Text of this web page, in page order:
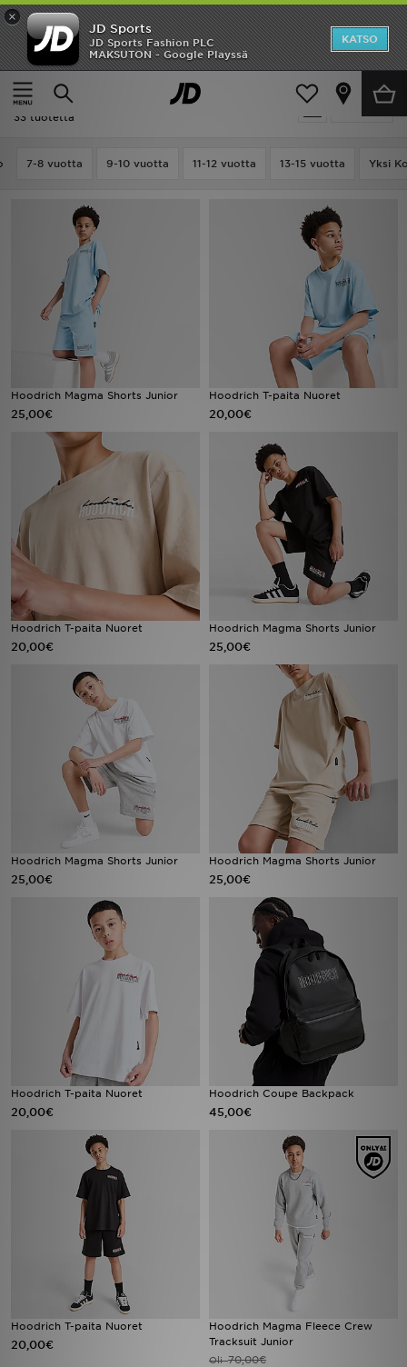
×
JD Sports
JD Sports Fashion PLC
MAKSUTON - Google Playssä
KATSO
Etusivu
Lapset
Suodata
Lapset - Hoodrich
33 tuotetta
7-8 vuotta 9-10 vuotta 11-12 vuotta 13-15 vuotta Yksi
Hoodrich Magma Shorts Junior
25,00€
Hoodrich T-paita Nuoret
20,00€
Hoodrich T-paita Nuoret
20,00€
Hoodrich Magma Shorts Junior
25,00€
Hoodrich Magma Shorts Junior
25,00€
Hoodrich Magma Shorts Junior
25,00€
Hoodrich T-paita Nuoret
20,00€
Hoodrich Coupe Backpack
45,00€
Hoodrich T-paita Nuoret
20,00€
Hoodrich Magma Fleece Crew
Tracksuit Junior
Oli70,00€
Etusivu
Ale
Uutuudet
Suosikit
Tuotemerkit
Inspiroidu
Urheilu
Lataa JD-sovellus
Minun JD
Minun viestini
Asiakaspalvelu ja tietoa